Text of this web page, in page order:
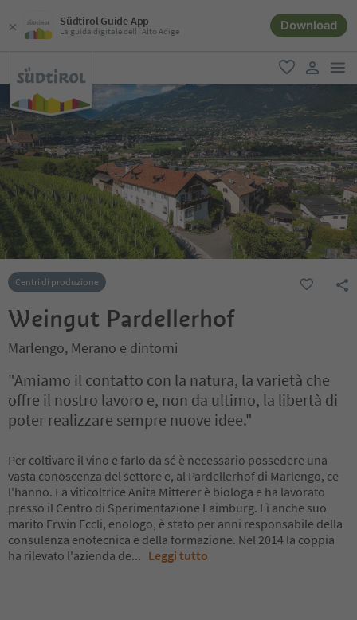
Südtirol Guide App
La guida digitale dell´Alto Adige Download
favoriti
user link
Centri di produzione
Weingut Pardellerhof
Marlengo, Merano e dintorni
"Amiamo il contatto con la natura, la varietà che
offre il nostro lavoro e, non da ultimo, la libertà di
poter realizzare sempre nuove idee."
Per coltivare il vino e farlo da sé è necessario possedere una
vasta conoscenza del settore e, al Pardellerhof di Marlengo, ce
l'hanno. La viticoltrice Anita Mitterer è biologa e ha lavorato
presso il Centro di Sperimentazione Laimburg. Lì anche suo
marito Erwin Eccli, enologo, è stato per anni responsabile della
consulenza enotecnica e della formazione. Nel 2014 la coppia
ha rilevato l'azienda de... Leggi tutto